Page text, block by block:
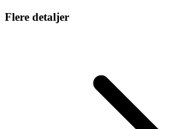
Flere detaljer